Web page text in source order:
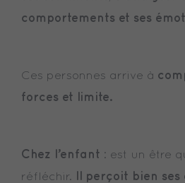
comportements et ses
Ces personnes arrive à
forces et limite.
Chez l’enfant : est un être
réfléchir. Il perçoit bien ses